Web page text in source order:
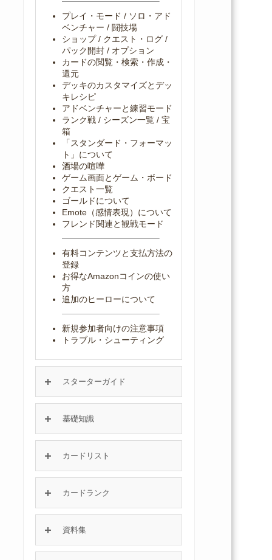
プレイ・モード / ソロ・アド
ベンチャー / 闘技場
ショップ / クエスト・ログ /
パック開封 / オプション
カードの閲覧・検索・作成・
還元
デッキのカスタマイズとデッ
キレシピ
アドベンチャーと練習モード
ランク戦 / シーズン一覧 / 宝
箱
「スタンダード・フォーマッ
ト」について
酒場の喧嘩
ゲーム画面とゲーム・ボード
クエスト一覧
ゴールドについて
Emote（感情表現）について
フレンド関連と観戦モード
有料コンテンツと支払方法の
登録
お得なAmazonコインの使い
方
追加のヒーローについて
新規参加者向けの注意事項
トラブル・シューティング
スターターガイド
基礎知識
カードリスト
カードランク
資料集